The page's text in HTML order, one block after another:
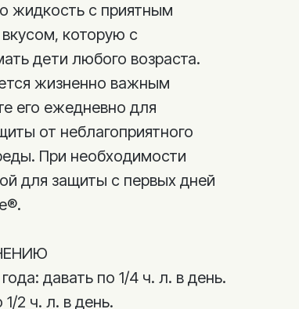
жидкость с приятным
которую с
дети любого возраста.
жизненно важным
его ежедневно для
от неблагоприятного
При необходимости
для защиты с первых дней
давать по 1/4 ч. л. в день.
2 ч. л. в день.